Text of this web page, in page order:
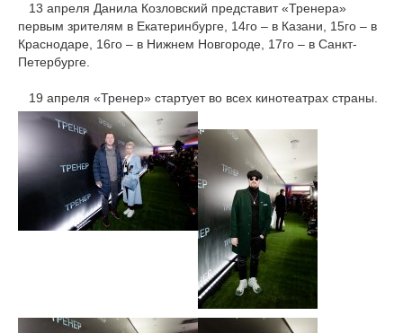
13 апреля Данила Козловский представит «Тренера»
первым зрителям в Екатеринбурге, 14го – в Казани, 15го – в
Краснодаре, 16го – в Нижнем Новгороде, 17го – в Санкт-
Петербурге.
19 апреля «Тренер» стартует во всех кинотеатрах страны.